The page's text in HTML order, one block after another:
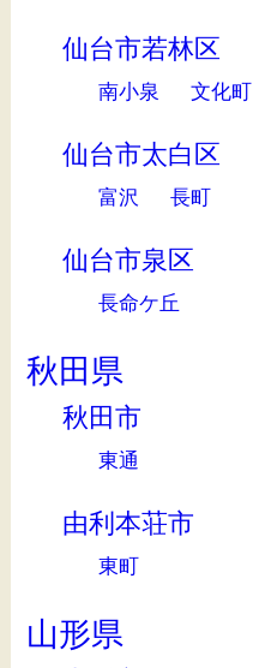
仙台市若林区
南小泉 文化町
仙台市太白区
富沢 長町
仙台市泉区
長命ケ丘
秋田県
秋田市
東通
由利本荘市
東町
山形県